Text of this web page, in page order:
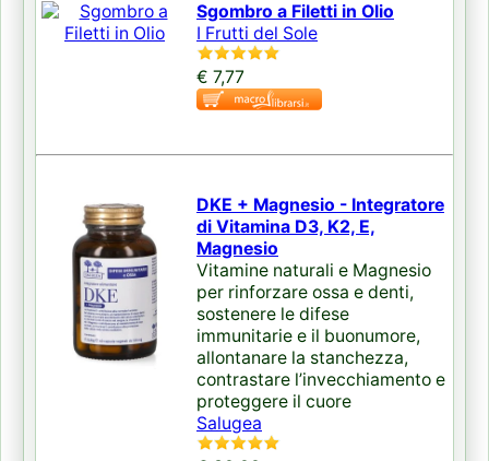
Sgombro a Filetti in Olio
I Frutti del Sole
€ 7,77
DKE + Magnesio - Integratore
di Vitamina D3, K2, E,
Magnesio
Vitamine naturali e Magnesio
per rinforzare ossa e denti,
sostenere le difese
immunitarie e il buonumore,
allontanare la stanchezza,
contrastare l’invecchiamento e
proteggere il cuore
Salugea